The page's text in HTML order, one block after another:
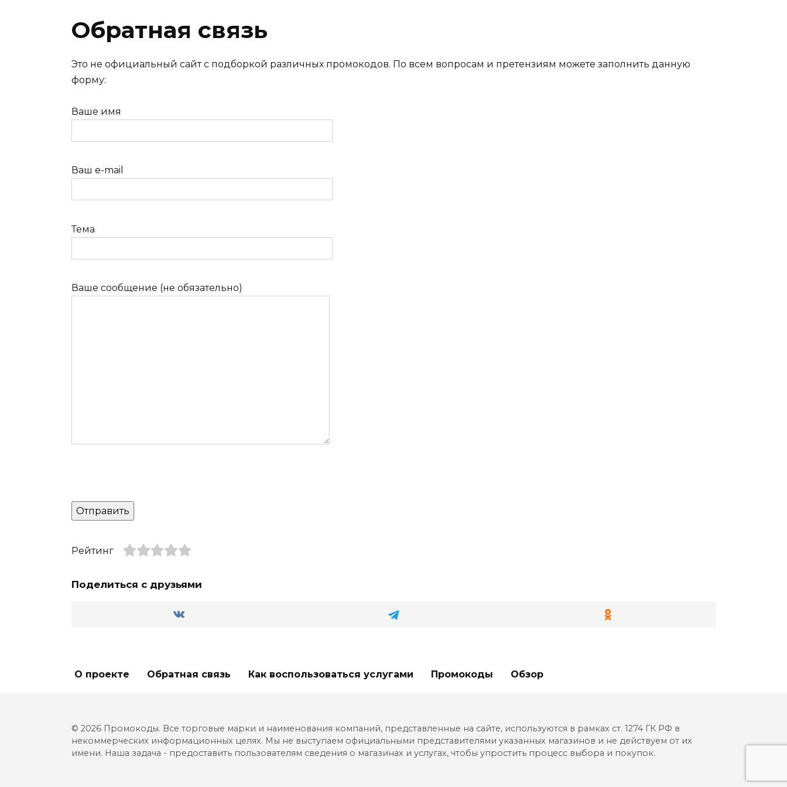
Обратная связь
Это не официальный сайт с подборкой различных промокодов. По всем вопросам и претензиям можете заполнить данную
форму:
Ваше имя
Ваш e-mail
Тема
Ваше сообщение (не обязательно)
Рейтинг
Поделиться с друзьями
О проекте Обратная связь Как воспользоваться услугами Промокоды Обзор
© 2026 Промокоды. Все торговые марки и наименования компаний, представленные на сайте, используются в рамках ст. 1274 ГК РФ в
некоммерческих информационных целях. Мы не выступаем официальными представителями указанных магазинов и не действуем от их
имени. Наша задача - предоставить пользователям сведения о магазинах и услугах, чтобы упростить процесс выбора и покупок.